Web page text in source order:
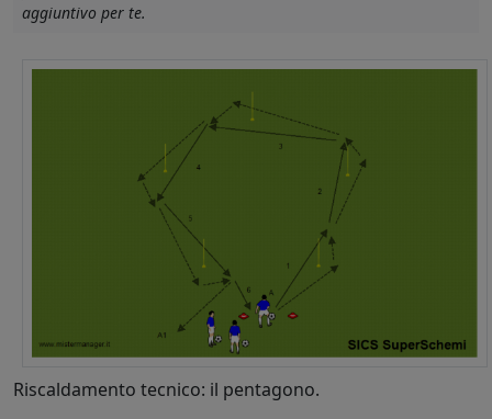
aggiuntivo per te.
Riscaldamento tecnico: il pentagono.